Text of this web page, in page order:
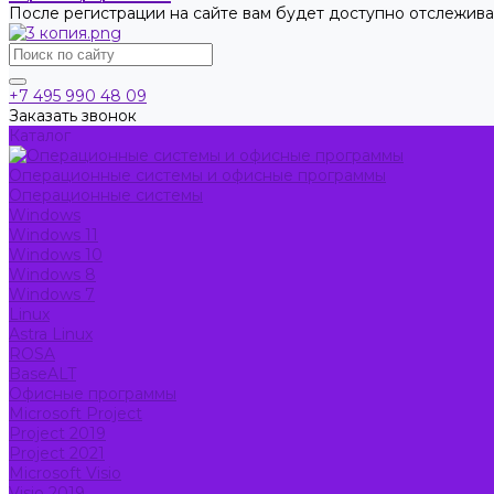
После регистрации на сайте вам будет доступно
+7 495 990 48 09
Заказать звонок
Каталог
Операционные системы и офисные программы
Операционные системы
Windows
Windows 11
Windows 10
Windows 8
Windows 7
Linux
Astra Linux
ROSA
BaseALT
Офисные программы
Microsoft Project
Project 2019
Project 2021
Microsoft Visio